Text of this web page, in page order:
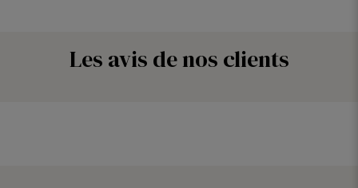
Les avis de nos clients